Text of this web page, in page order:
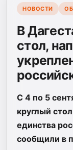
НОВОСТИ
В
стол,
С 4 по 5
круглый
единства
сообщили в